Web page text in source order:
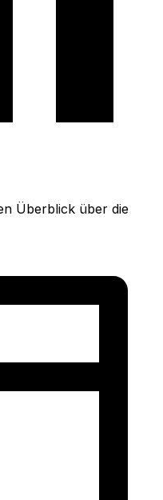
Überblick über die